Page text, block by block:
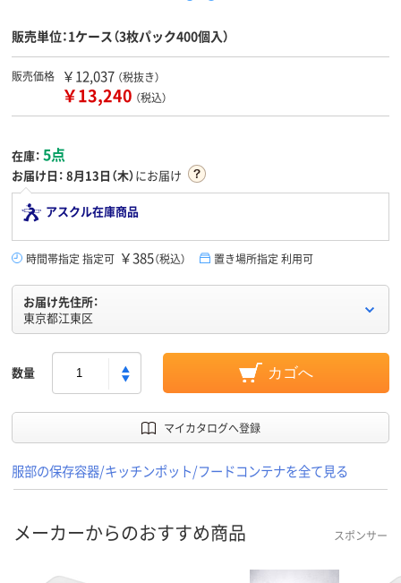
販売単位：1ケース（3枚パック400個入）
販売価格 ￥12,037 （税抜き）
￥13,240 （税込）
在庫： 5点
お届け日： 8月13日（木）にお届け
アスクル在庫商品
時間帯指定 指定可 ￥385（税込） 置き場所指定 利用可
お届け先住所：
東京都江東区
数量 カゴへ
マイカタログへ登録
服部の保存容器/キッチンポット/フードコンテナを全て見る
メーカーからのおすすめ商品 スポンサー